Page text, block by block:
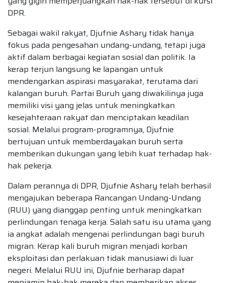
DPR.
Sebagai wakil rakyat, Djufnie Ashary tidak hanya
fokus pada pengesahan undang-undang, tetapi juga
aktif dalam berbagai kegiatan sosial dan politik. Ia
kerap terjun langsung ke lapangan untuk
mendengarkan aspirasi masyarakat, terutama dari
kalangan buruh. Partai Buruh yang diwakilinya juga
memiliki visi yang jelas untuk meningkatkan
kesejahteraan rakyat dan menciptakan keadilan
sosial. Melalui program-programnya, Djufnie
bertujuan untuk memberdayakan buruh serta
memberikan dukungan yang lebih kuat terhadap hak-
hak pekerja.
Dalam perannya di DPR, Djufnie Ashary telah berhasil
mengajukan beberapa Rancangan Undang-Undang
(RUU) yang dianggap penting untuk meningkatkan
perlindungan tenaga kerja. Salah satu isu utama yang
ia angkat adalah mengenai perlindungan bagi buruh
migran. Kerap kali buruh migran menjadi korban
eksploitasi dan perlakuan tidak manusiawi di luar
negeri. Melalui RUU ini, Djufnie berharap dapat